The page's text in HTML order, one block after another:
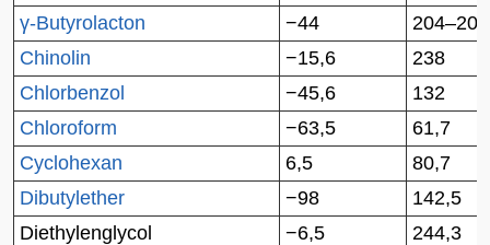
γ-Butyrolacton −44
204–206
Chinolin
−15,6
238
Chlorbenzol
−45,6
132
Chloroform
−63,5
61,7
Cyclohexan
6,5
80,7
Dibutylether
−98
142,5
Diethylenglycol
−6,5 244,3